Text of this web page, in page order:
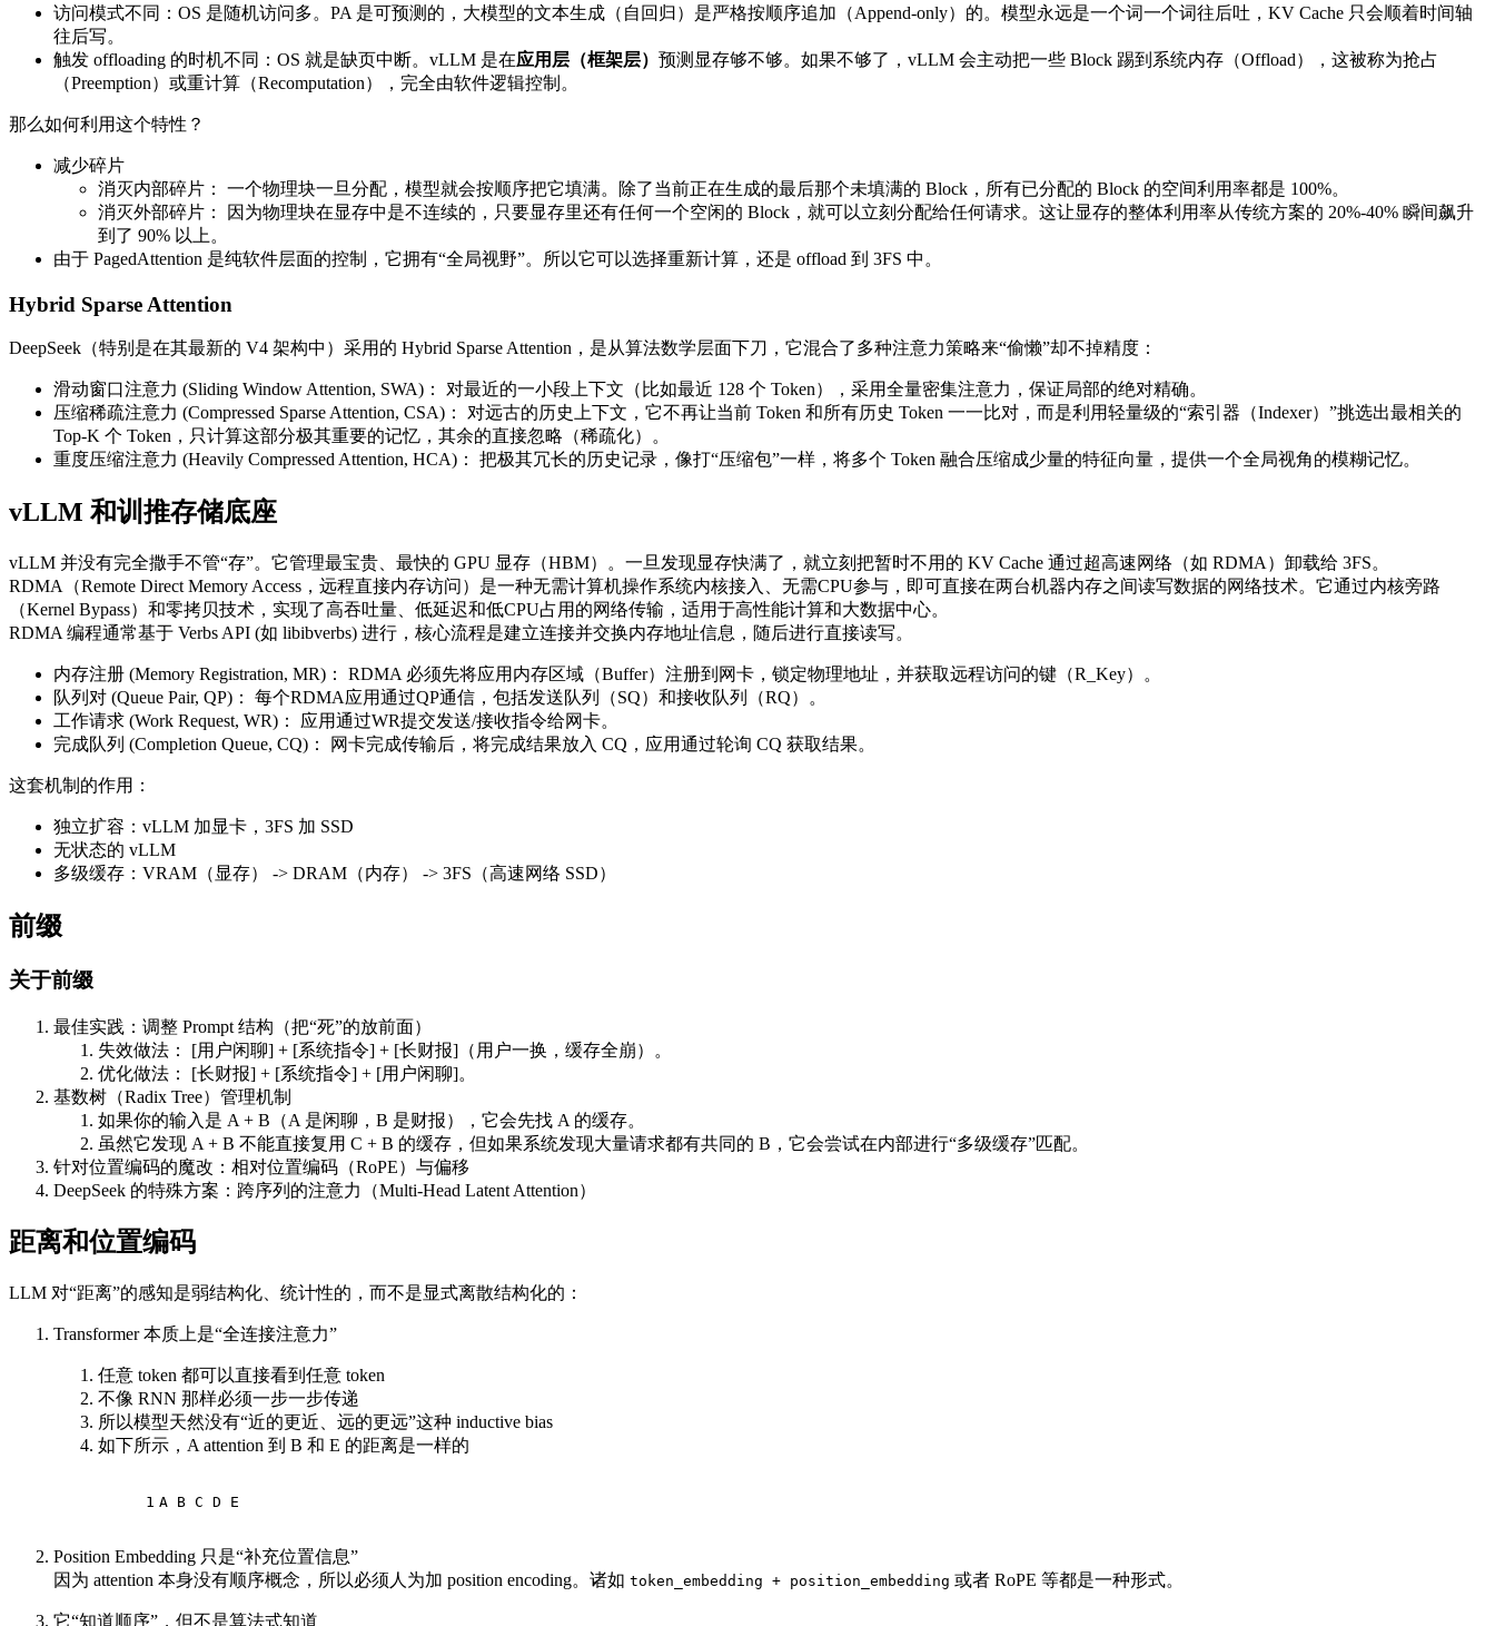
访问模式不同：OS 是随机访问多。PA 是可预测的，大模型的文本生成（自回归）是严格按顺序追加（Append-only）的。模型永远是一个词一个词往后吐，KV Cache 只会顺着时间轴
往后写。
触发 offloading 的时机不同：OS 就是缺页中断。vLLM 是在应用层（框架层） 预测显存够不够。如果不够了，vLLM 会主动把一些 Block 踢到系统内存（Offload），这被称为抢占
（Preemption）或重计算（Recomputation），完全由软件逻辑控制。
那么如何利用这个特性？
减少碎片
消灭内部碎片： 一个物理块一旦分配，模型就会按顺序把它填满。除了当前正在生成的最后那个未填满的 Block，所有已分配的 Block 的空间利用率都是 100%。
消灭外部碎片： 因为物理块在显存中是不连续的，只要显存里还有任何一个空闲的 Block，就可以立刻分配给任何请求。这让显存的整体利用率从传统方案的 20%-40% 瞬间飙升
到了 90% 以上。
由于 PagedAttention 是纯软件层面的控制，它拥有“全局视野”。所以它可以选择重新计算，还是 offload 到 3FS 中。
Hybrid Sparse Attention
DeepSeek（特别是在其最新的 V4 架构中）采用的 Hybrid Sparse Attention，是从算法数学层面下刀，它混合了多种注意力策略来“偷懒”却不掉精度：
滑动窗口注意力 (Sliding Window Attention, SWA)： 对最近的一小段上下文（比如最近 128 个 Token），采用全量密集注意力，保证局部的绝对精确。
压缩稀疏注意力 (Compressed Sparse Attention, CSA)： 对远古的历史上下文，它不再让当前 Token 和所有历史 Token 一一比对，而是利用轻量级的“索引器（Indexer）”挑选出最相关的
Top-K 个 Token，只计算这部分极其重要的记忆，其余的直接忽略（稀疏化）。
重度压缩注意力 (Heavily Compressed Attention, HCA)： 把极其冗长的历史记录，像打“压缩包”一样，将多个 Token 融合压缩成少量的特征向量，提供一个全局视角的模糊记忆。
vLLM 和训推存储底座
vLLM 并没有完全撒手不管“存”。它管理最宝贵、最快的 GPU 显存（HBM）。一旦发现显存快满了，就立刻把暂时不用的 KV Cache 通过超高速网络（如 RDMA）卸载给 3FS。
RDMA（Remote Direct Memory Access，远程直接内存访问）是一种无需计算机操作系统内核接入、无需CPU参与，即可直接在两台机器内存之间读写数据的网络技术。它通过内核旁路
（Kernel Bypass）和零拷贝技术，实现了高吞吐量、低延迟和低CPU占用的网络传输，适用于高性能计算和大数据中心。
RDMA 编程通常基于 Verbs API (如 libibverbs) 进行，核心流程是建立连接并交换内存地址信息，随后进行直接读写。
内存注册 (Memory Registration, MR)： RDMA 必须先将应用内存区域（Buffer）注册到网卡，锁定物理地址，并获取远程访问的键（R_Key）。
队列对 (Queue Pair, QP)： 每个RDMA应用通过QP通信，包括发送队列（SQ）和接收队列（RQ）。
工作请求 (Work Request, WR)： 应用通过WR提交发送/接收指令给网卡。
完成队列 (Completion Queue, CQ)： 网卡完成传输后，将完成结果放入 CQ，应用通过轮询 CQ 获取结果。
这套机制的作用：
独立扩容：vLLM 加显卡，3FS 加 SSD
无状态的 vLLM
多级缓存：VRAM（显存） -> DRAM（内存） -> 3FS（高速网络 SSD）
前缀
关于前缀
最佳实践：调整 Prompt 结构（把“死”的放前面）
失效做法： [用户闲聊] + [系统指令] + [长财报]（用户一换，缓存全崩）。
优化做法： [长财报] + [系统指令] + [用户闲聊]。
基数树（Radix Tree）管理机制
如果你的输入是 A + B（A 是闲聊，B 是财报），它会先找 A 的缓存。
虽然它发现 A + B 不能直接复用 C + B 的缓存，但如果系统发现大量请求都有共同的 B，它会尝试在内部进行“多级缓存”匹配。
针对位置编码的魔改：相对位置编码（RoPE）与偏移
DeepSeek 的特殊方案：跨序列的注意力（Multi-Head Latent Attention）
距离和位置编码
LLM 对“距离”的感知是弱结构化、统计性的，而不是显式离散结构化的：
Transformer 本质上是“全连接注意力”
任意 token 都可以直接看到任意 token
不像 RNN 那样必须一步一步传递
所以模型天然没有“近的更近、远的更远”这种 inductive bias
如下所示，A attention 到 B 和 E 的距离是一样的
1 A B C D E
Position Embedding 只是“补充位置信息”
因为 attention 本身没有顺序概念，所以必须人为加 position encoding。诸如 token_embedding + position_embedding 或者 RoPE 等都是一种形式。
它“知道顺序”，但不是算法式知道